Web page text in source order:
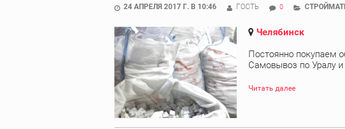
24 АПРЕЛЯ 2017 Г. В 10:46 ГОСТЬ 0
Челябинск
Постоянно покупаем
Самовывоз по Уралу
Читать далее